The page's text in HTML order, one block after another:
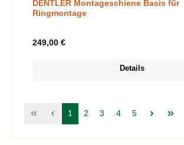
DENTLER Montageschiene Basis für
Ringmontage
Regulärer Preis:
249,00 €
Details
Seite
1 Seite
2 Seite
3 Seite
4 Seite
5